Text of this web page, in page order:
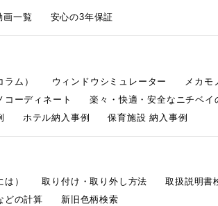
画一覧 安心の3年保証
ム） ウィンドウシミュレーター
メカモ
コーディネート 楽々・快適・安全なニチベイ
ホテル納入事例 保育施設 納入事例
） 取り付け・取り外し方法 取扱説明書
どの計算 新旧色柄検索